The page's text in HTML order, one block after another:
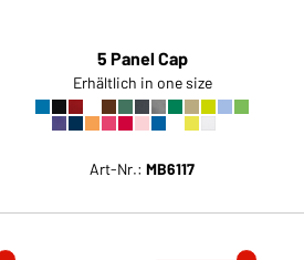
5 Panel Cap
Erhältlich in one size
Art-Nr.:MB6117